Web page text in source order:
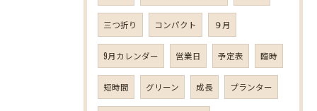
三つ折り コンパクト ９月
9月カレンダー 営業日 予定表 臨時
短時間 グリーン 成長 プランター